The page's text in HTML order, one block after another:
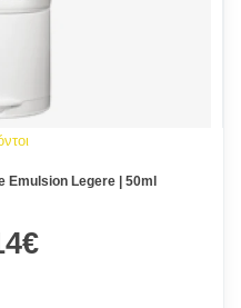
Emulsion Legere | 50ml